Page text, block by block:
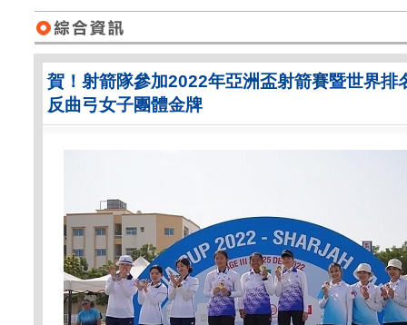
賀！射箭隊參加2022年亞洲盃射箭賽暨世界排
反曲弓女子團體金牌